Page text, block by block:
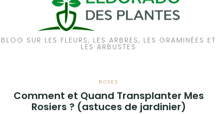
BLOG SUR LES FLEURS, LES ARBRES, LES GRAMINÉES ET
LES ARBUSTES
ROSES
Comment et Quand Transplanter Mes
Rosiers ? (astuces de jardinier)
A PROPOS